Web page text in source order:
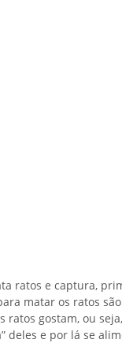
ratos e captura,
matar os ratos
ratos gostam, ou
deles e por lá se